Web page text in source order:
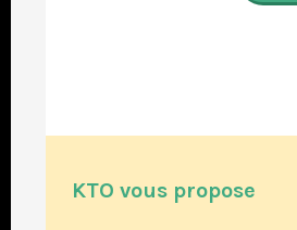
KTO vous propose